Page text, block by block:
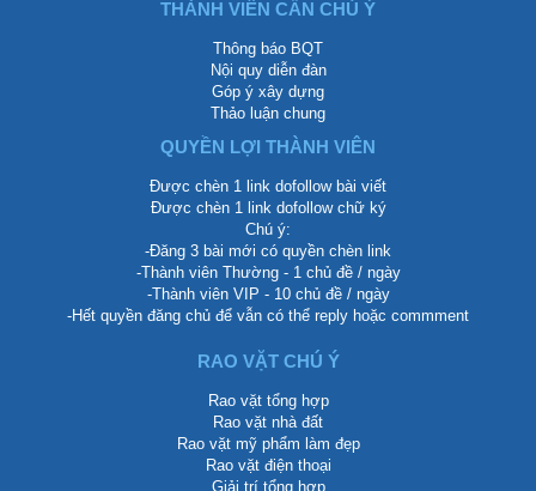
THÀNH VIÊN CẦN CHÚ Ý
Thông báo BQT
Nội quy diễn đàn
Góp ý xây dựng
Thảo luận chung
QUYỀN LỢI THÀNH VIÊN
Được chèn 1 link dofollow bài viết
Được chèn 1 link dofollow chữ ký
Chú ý:
-Đăng 3 bài mới có quyền chèn link
-Thành viên Thường - 1 chủ đề / ngày
-Thành viên VIP - 10 chủ đề / ngày
-Hết quyền đăng chủ để vẫn có thể reply hoặc commment
RAO VẶT CHÚ Ý
Rao vặt tổng hợp
Rao vặt nhà đất
Rao vặt mỹ phẩm làm đẹp
Rao vặt điện thoại
Giải trí tổng hợp